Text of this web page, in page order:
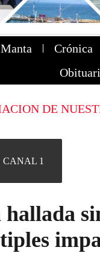
Manta Crónica
DE
CANAL 1